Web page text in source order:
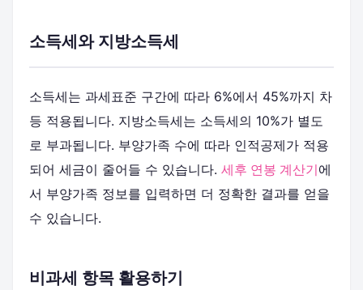
소득세와 지방소득세
소득세는 과세표준 구간에 따라 6%에서 45%까지 차
등 적용됩니다. 지방소득세는 소득세의 10%가 별도
로 부과됩니다. 부양가족 수에 따라 인적공제가 적용
되어 세금이 줄어들 수 있습니다. 세후 연봉 계산기에
서 부양가족 정보를 입력하면 더 정확한 결과를 얻을
수 있습니다.
비과세 항목 활용하기